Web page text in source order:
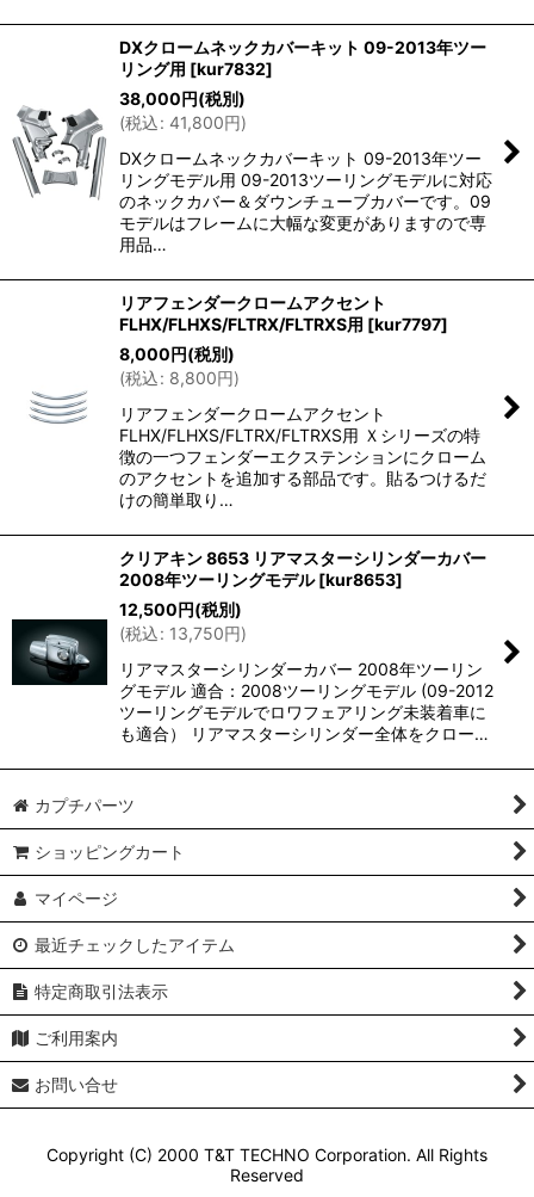
DXクロームネックカバーキット 09-2013年ツー
リング用 [kur7832]
38,000円(税別)
(税込: 41,800円)
DXクロームネックカバーキット 09-2013年ツー
リングモデル用 09-2013ツーリングモデルに対応
のネックカバー＆ダウンチューブカバーです。09
モデルはフレームに大幅な変更がありますので専
用品…
リアフェンダークロームアクセント
FLHX/FLHXS/FLTRX/FLTRXS用 [kur7797]
8,000円(税別)
(税込: 8,800円)
リアフェンダークロームアクセント
FLHX/FLHXS/FLTRX/FLTRXS用 Ｘシリーズの特
徴の一つフェンダーエクステンションにクローム
のアクセントを追加する部品です。貼るつけるだ
けの簡単取り…
クリアキン 8653 リアマスターシリンダーカバー
2008年ツーリングモデル [kur8653]
12,500円(税別)
(税込: 13,750円)
リアマスターシリンダーカバー 2008年ツーリン
グモデル 適合：2008ツーリングモデル (09-2012
ツーリングモデルでロワフェアリング未装着車に
も適合） リアマスターシリンダー全体をクロー…
カプチパーツ
ショッピングカート
マイページ
最近チェックしたアイテム
特定商取引法表示
ご利用案内
お問い合せ
Copyright (C) 2000 T&T TECHNO Corporation. All Rights
Reserved